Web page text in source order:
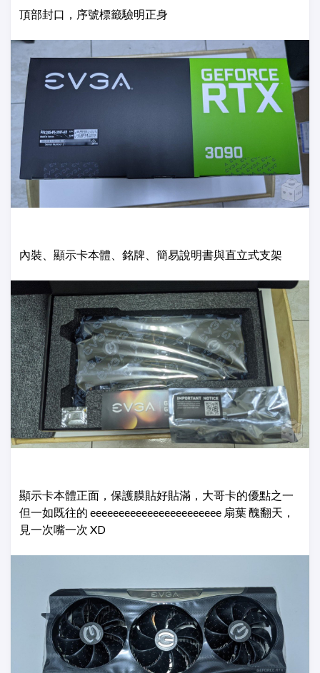
頂部封口，序號標籤驗明正身
內裝、顯示卡本體、銘牌、簡易說明書與直立式支架
顯示卡本體正面，保護膜貼好貼滿，大哥卡的優點之一
但一如既往的 eeeeeeeeeeeeeeeeeeeeeee 扇葉 醜翻天，
見一次嘴一次 XD